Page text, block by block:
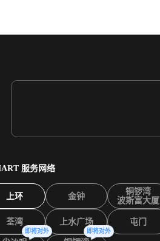
服务网络
上环 金钟
铜锣湾
波斯富大厦
荃湾 上水广场 屯门
即将对外 即将对外